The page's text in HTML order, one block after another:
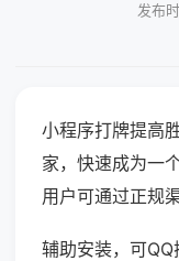
发布
小程序打牌提高
家，快速成为一
用户可通过正规
辅助安装，可